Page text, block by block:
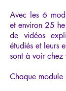
Avec les 6
et environ 25
de vidéos
étudiés et leurs
sont à voir chez
Chaque module